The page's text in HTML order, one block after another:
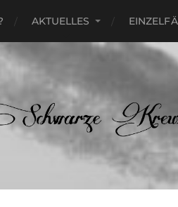
AKTUELLES